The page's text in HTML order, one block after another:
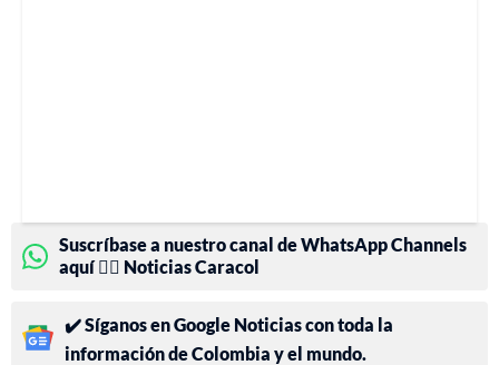
Suscríbase a nuestro canal de WhatsApp Channels
aquí 👉🏻 Noticias Caracol
✔️ Síganos en Google Noticias con toda la
información de Colombia y el mundo.